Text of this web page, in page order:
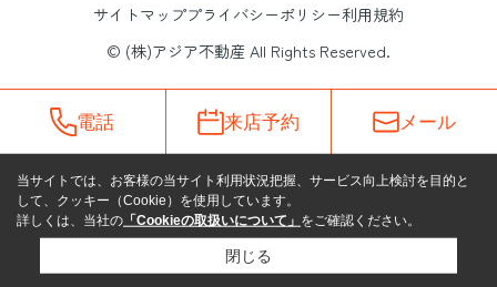
サイトマッププライバシーポリシー利用規約
© (株)アジア不動産 All Rights Reserved.
電話 来店予約 メール
当サイトでは、お客様の当サイト利用状況把握、サービス向上検討を目的と
して、クッキー（Cookie）を使用しています。
詳しくは、当社の 「Cookieの取扱いについて」 をご確認ください。
閉じる